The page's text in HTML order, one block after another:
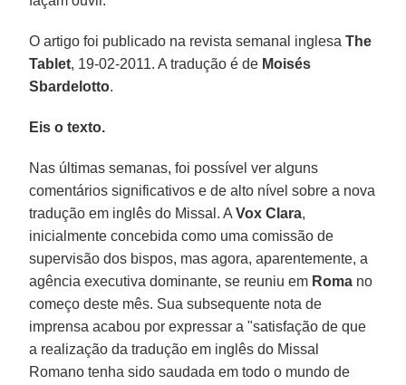
O artigo foi publicado na revista semanal inglesaThe
Tablet, 19-02-2011. A tradução é de Moisés
Sbardelotto.
Eis o texto.
Nas últimas semanas, foi possível ver alguns
comentários significativos e de alto nível sobre a nova
tradução em inglês do Missal. AVox Clara,
inicialmente concebida como uma comissão de
supervisão dos bispos, mas agora, aparentemente, a
agência executiva dominante, se reuniu em Roma no
começo deste mês. Sua subsequente nota de
imprensa acabou por expressar a "satisfação de que
a realização da tradução em inglês do Missal
Romano tenha sido saudada em todo o mundo de